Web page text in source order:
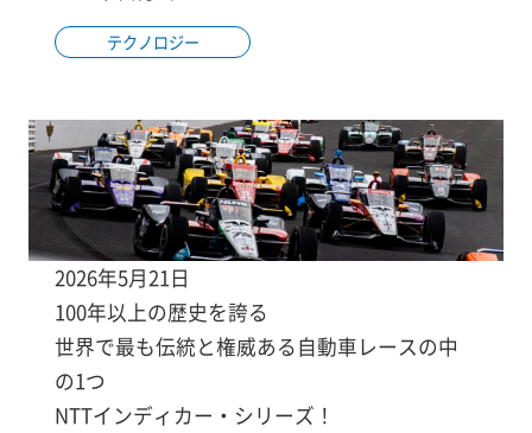
テクノロジー
2026年5月21日
100年以上の歴史を誇る
世界で最も伝統と権威ある自動車レースの中
の1つ
NTTインディカー・シリーズ！